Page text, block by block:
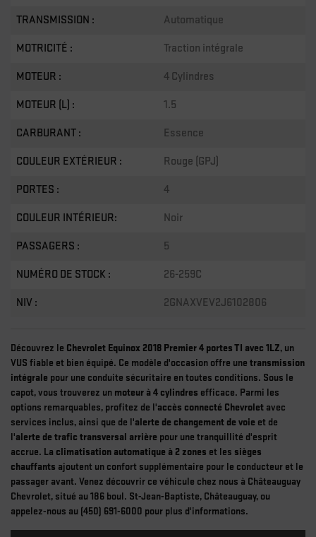
TRANSMISSION : Automatique
MOTRICITÉ : Traction intégrale
MOTEUR : 4 Cylindres
MOTEUR (L) : 1.5
CARBURANT : Essence
COULEUR EXTÉRIEUR : Rouge (GPJ)
PORTES : 4
COULEUR INTÉRIEUR: Noir
PASSAGERS : 5
NUMÉRO DE STOCK : 26-259C
NIV : 2GNAXVEV2J6102806
Découvrez le Chevrolet Equinox 2018 Premier 4 portes TI avec 1LZ, un
VUS fiable et bien équipé. Ce modèle d'occasion offre une transmission
intégrale pour une conduite sécuritaire en toutes conditions. Sous le
capot, vous trouverez un moteur à 4 cylindres efficace. Parmi les
options remarquables, profitez de l'accès connecté Chevrolet avec
services inclus, ainsi que de l'alerte de changement de voie et de
l'alerte de trafic transversal arrière pour une tranquillité d'esprit
accrue. La climatisation automatique à 2 zones et les sièges
chauffants ajoutent un confort supplémentaire pour le conducteur et le
passager avant. Venez découvrir ce véhicule chez nous à Châteauguay
Chevrolet, situé au 186 boul. St-Jean-Baptiste, Châteauguay, ou
appelez-nous au (450) 691-6000 pour plus d'informations.